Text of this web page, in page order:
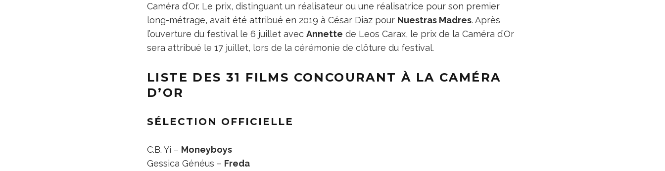
Caméra d’Or. Le prix, distinguant un réalisateur ou une réalisatrice pour son premier
long-métrage, avait été attribué en 2019 à César Diaz pour Nuestras Madres. Après
l’ouverture du festival le 6 juillet avec Annette de Leos Carax, le prix de la Caméra d’Or
sera attribué le 17 juillet, lors de la cérémonie de clôture du festival.
LISTE DES 31 FILMS CONCOURANT À LA CAMÉRA
D’OR
SÉLECTION OFFICIELLE
C.B. Yi – Moneyboys
Gessica Généus – Freda